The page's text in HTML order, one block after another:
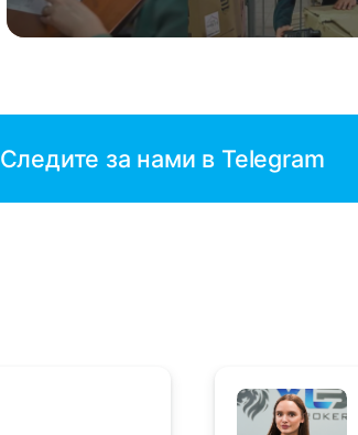
Следите за нами в Telegram